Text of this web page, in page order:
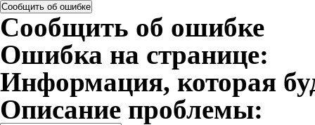
Сообщить об ошибке
Сообщить об ошибке
Ошибка на странице:
Информация, которая
Описание проблемы: